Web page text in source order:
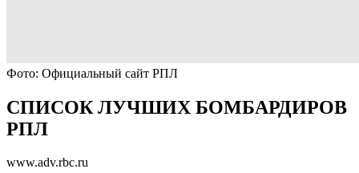
Фото: Официальный сайт РПЛ
СПИСОК ЛУЧШИХ БОМБАРДИРОВ
РПЛ
www.adv.rbc.ru